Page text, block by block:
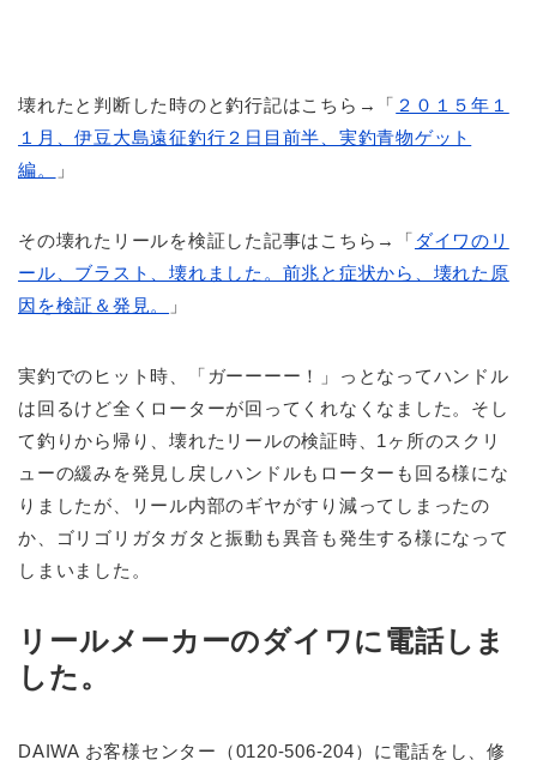
壊れたと判断した時のと釣行記はこちら→「 ２０１５年１
１月、伊豆大島遠征釣行２日目前半、実釣青物ゲット
編。
」
その壊れたリールを検証した記事はこちら→「 ダイワのリ
ール、ブラスト、壊れました。前兆と症状から、壊れた原
因を検証＆発見。
」
実釣でのヒット時、「ガーーーー！」っとなってハンドル
は回るけど全くローターが回ってくれなくなました。そし
て釣りから帰り、壊れたリールの検証時、1ヶ所のスクリ
ューの緩みを発見し戻しハンドルもローターも回る様にな
りましたが、リール内部のギヤがすり減ってしまったの
か、ゴリゴリガタガタと振動も異音も発生する様になって
しまいました。
リールメーカーのダイワに電話しま
した。
DAIWA お客様センター（0120-506-204）に電話をし、修